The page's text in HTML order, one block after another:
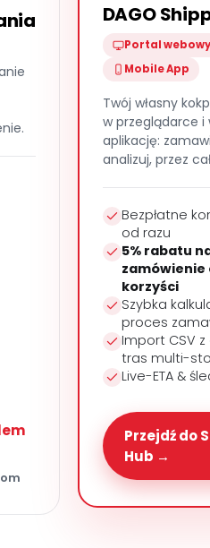
DAGO
Portal webowy
Mobile App
Twój własny
w przeglądarce i
aplikację:
analizuj, przez
Bezpłatne
od razu
5% rabatu
zamówienie
korzyści
Szybka
proces
Import CSV
tras multi-
Live-ETA &
Przejdź do
Hub →